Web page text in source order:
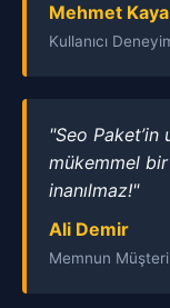
Mehmet Kaya
Kullanıcı
"Seo
mükemmel
inanılmaz!"
Ali Demir
Memnun Müşteri